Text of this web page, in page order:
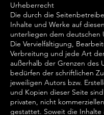
Urheberrecht
Die durch die
Inhalte und Werke auf
unterliegen dem deutschen
Die Vervielfältigung,
Verbreitung und jede Art
außerhalb der Grenzen des
bedürfen der schriftlichen
jeweiligen Autors bzw.
und Kopien dieser Seite
privaten, nicht
gestattet. Soweit die Inhalte